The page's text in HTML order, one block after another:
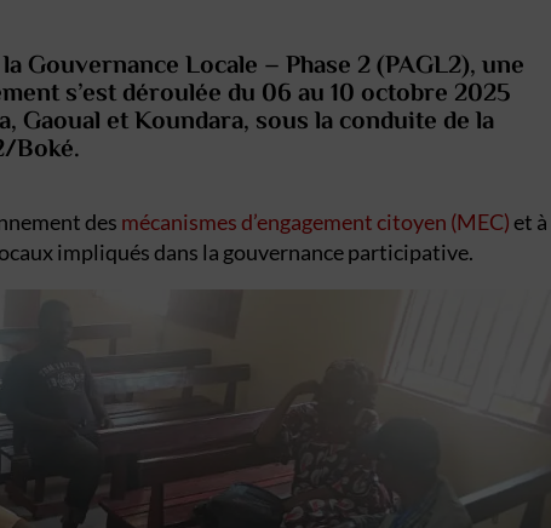
Gouvernance Locale – Phase 2 (PAGL2), une
s’est déroulée du 06 au 10 octobre 2025
Gaoual et Koundara, sous la conduite de la
Boké.
des mécanismes d’engagement citoyen (MEC) et à
impliqués dans la gouvernance participative.